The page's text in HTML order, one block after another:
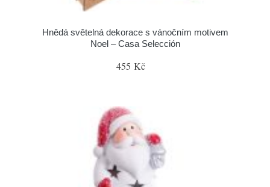
Hnědá světelná dekorace s vánočním motivem
Noel – Casa Selección
455 Kč